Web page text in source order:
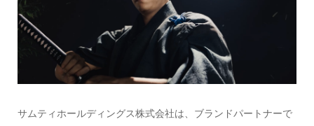
サムティホールディングス株式会社は、ブランドパートナーで